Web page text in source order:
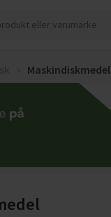
Maskindiskmedel